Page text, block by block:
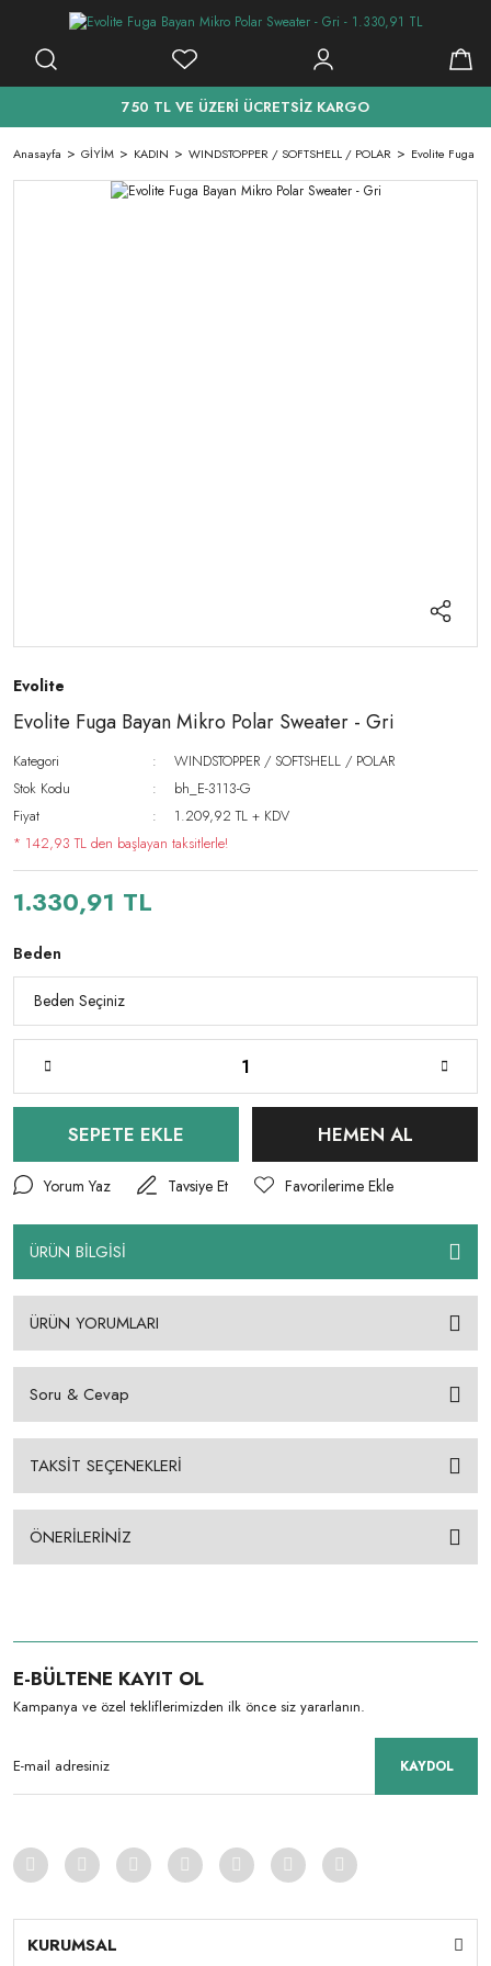
750 TL VE ÜZERİ ÜCRETSİZ KARGO
Anasayfa GİYİM KADIN WINDSTOPPER / SOFTSHELL / POLAR Evolite Fuga
Evolite
Evolite Fuga Bayan Mikro Polar Sweater - Gri
Kategori
WINDSTOPPER / SOFTSHELL / POLAR
Stok Kodu
bh_E-3113-G
Fiyat
1.209,92 TL + KDV
* 142,93 TL den başlayan taksitlerle!
1.330,91 TL
Beden
SEPETE EKLE HEMEN AL
Yorum Yaz Tavsiye Et
ÜRÜN BİLGİSİ
ÜRÜN YORUMLARI
Soru & Cevap
TAKSİT SEÇENEKLERİ
ÖNERİLERİNİZ
E-BÜLTENE KAYIT OL
Kampanya ve özel tekliflerimizden ilk önce siz yararlanın.
KAYDOL
KURUMSAL